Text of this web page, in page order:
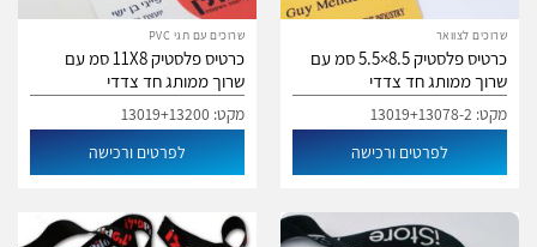
שרוכים לצוואר
כרטיס פלסטיק 8.5×5.5 סמ עם
שרוך ממותג חד צדדי
מקט: 13019+13078-2
לפרטים ורכישה
שרוכים עם תגי PVC
כרטיס פלסטיק 11X8 סמ עם
שרוך ממותג חד צדדי
מקט: 13019+13200
לפרטים ורכישה